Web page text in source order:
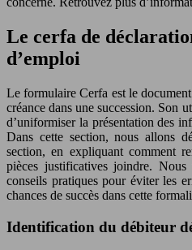
Le cerfa de
d’emploi
Le formulaire Cerfa est le
créance dans une succession. Son
d’uniformiser la présentation des
Dans cette section, nous allons
section, en expliquant comment
pièces justificatives joindre.
conseils pratiques pour éviter les
chances de succès dans cette
Identification du débiteur